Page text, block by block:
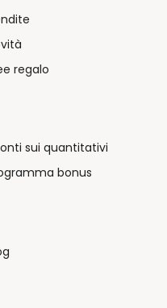
regalo
sui quantitativi
bonus